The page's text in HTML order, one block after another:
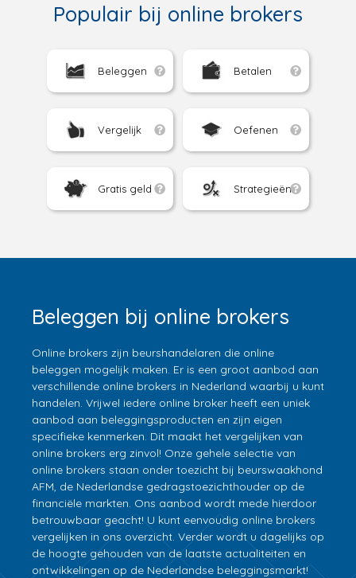
Populair bij online brokers
Beleggen Betalen
Vergelijk Oefenen
Gratis geld Strategieën
Beleggen bij online brokers
Online brokers zijn beurshandelaren die online
beleggen mogelijk maken. Er is een groot aanbod aan
verschillende online brokers in Nederland waarbij u kunt
handelen. Vrijwel iedere online broker heeft een uniek
aanbod aan beleggingsproducten en zijn eigen
specifieke kenmerken. Dit maakt het vergelijken van
online brokers erg zinvol! Onze gehele selectie van
online brokers staan onder toezicht bij beurswaakhond
AFM, de Nederlandse gedragstoezichthouder op de
financiële markten. Ons aanbod wordt mede hierdoor
betrouwbaar geacht! U kunt eenvoudig online brokers
vergelijken in ons overzicht. Verder wordt u dagelijks op
de hoogte gehouden van de laatste actualiteiten en
ontwikkelingen op de Nederlandse beleggingsmarkt!